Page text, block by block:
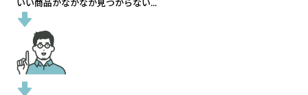
いい商品がなかなか見つからない...